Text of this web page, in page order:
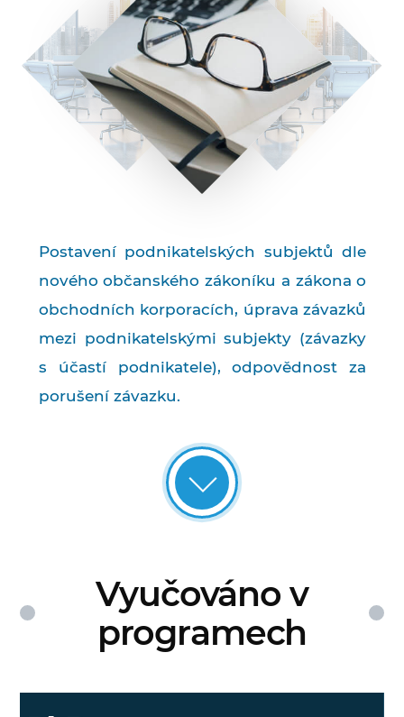
Postavení podnikatelských subjektů dle
nového občanského zákoníku a zákona o
obchodních korporacích, úprava závazků
mezi podnikatelskými subjekty (závazky
s účastí podnikatele), odpovědnost za
porušení závazku.
Vyučováno v
programech